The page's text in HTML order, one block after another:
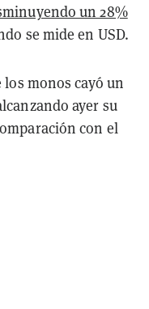
un 28%
se mide en USD.
monos cayó un
ayer su
con el